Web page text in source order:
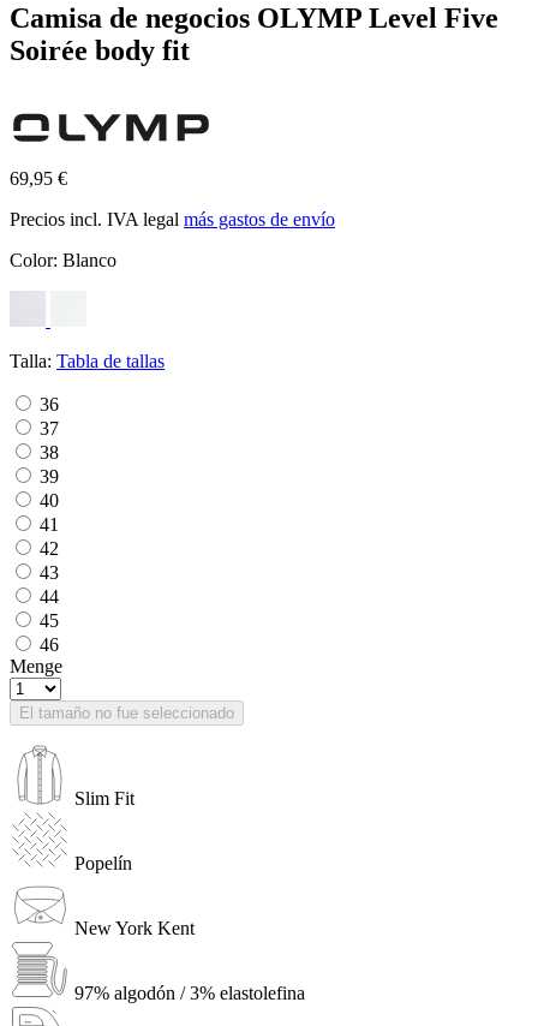
Camisa de negocios OLYMP Level Five
Soirée body fit
69,95 €
Precios incl. IVA legal más gastos de envío
Color: Blanco
Talla: Tabla de tallas
36
37
38
39
40
41
42
43
44
45
46
Menge
El tamaño no fue seleccionado
Slim Fit
Popelín
New York Kent
97% algodón / 3% elastolefina